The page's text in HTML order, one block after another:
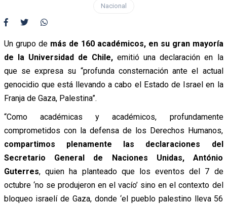
Nacional
Un grupo de más de 160 académicos, en su gran mayoría
de la Universidad de Chile,emitió una declaración en la
que se expresa su “profunda consternación ante el actual
genocidio que está llevando a cabo el Estado de Israel en la
Franja de Gaza, Palestina”.
“Como académicas y académicos, profundamente
comprometidos con la defensa de los Derechos Humanos,
compartimos plenamente las declaraciones del
Secretario General de Naciones Unidas, António
Guterres, quien ha planteado que los eventos del 7 de
octubre ‘no se produjeron en el vacío’ sino en el contexto del
bloqueo israelí de Gaza, donde ‘el pueblo palestino lleva 56